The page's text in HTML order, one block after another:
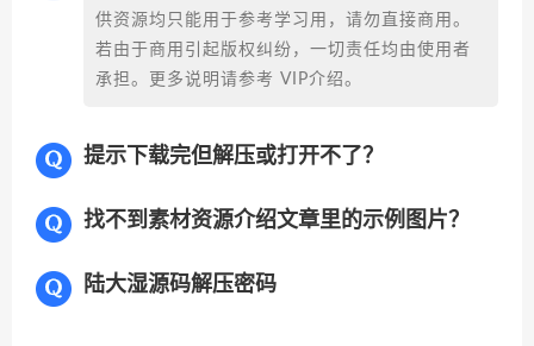
供资源均只能用于参考学习用，请勿直接商用。
若由于商用引起版权纠纷，一切责任均由使用者
承担。更多说明请参考 VIP介绍。
提示下载完但解压或打开不了？
找不到素材资源介绍文章里的示例图片？
陆大湿源码解压密码